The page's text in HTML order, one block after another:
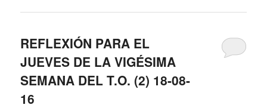
REFLEXIÓN PARA EL
JUEVES DE LA VIGÉSIMA
SEMANA DEL T.O. (2) 18-08-
16